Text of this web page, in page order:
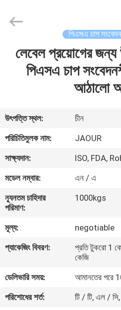
বাড়ি
আমাদের
সম্পর্কে
কারখানা
ভ্রমণ
নিয়ন্ত্রণ
সাথে
যোগাযোগ
Adhesive
Products
Reserved.
পিএসএ চাপ
লেবেল প্রয়োগের জন্য
পিএসএ চাপ
আঠালো
উৎপত্তি স্থল:
চীন
পরিচিতিমুলক নাম:
JAOUR
সাক্ষ্যদান:
ISO, FDA,
মডেল নম্বার:
এন / এ
ন্যূনতম চাহিদার
পরিমাণ:
1000kgs
মূল্য:
negotiable
প্যাকেজিং বিবরণ:
প্রতি টুকরো 1
কেজি
ডেলিভারি সময়:
আমানতের পরে
পরিশোধের শর্ত:
টি / টি, এল /